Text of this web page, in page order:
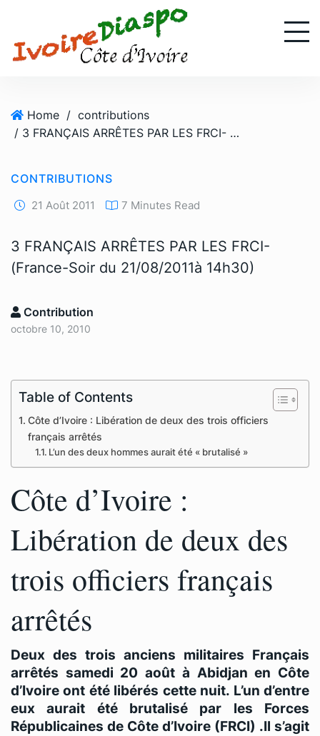
Home / contributions
/ 3 FRANÇAIS ARRÊTES PAR LES FRCI- (France-Soir du 21/08/2011à 14h30)
CONTRIBUTIONS
21 Août 2011 7 Minutes Read
3 FRANÇAIS ARRÊTES PAR LES FRCI-
(France-Soir du 21/08/2011à 14h30)
Contribution
octobre 10, 2010
Table of Contents
Côte d’Ivoire : Libération de deux des trois officiers
français arrêtés
L’un des deux hommes aurait été « brutalisé »
Côte d’Ivoire :
Libération de deux des
trois officiers français
arrêtés
Deux des trois anciens militaires Français
arrêtés samedi 20 août à Abidjan en Côte
d’Ivoire ont été libérés cette nuit. L’un d’entre
eux aurait été brutalisé par les Forces
Républicaines de Côte d’Ivoire (FRCI) .Il s’agit